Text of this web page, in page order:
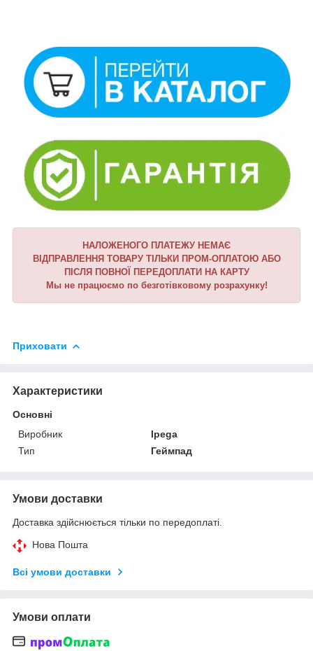
НАЛОЖЕНОГО ПЛАТЕЖУ НЕМАЄ
ВІДПРАВЛЕННЯ ТОВАРУ ТІЛЬКИ ПРОМ-ОПЛАТОЮ АБО
ПІСЛЯ ПОВНОЇ ПЕРЕДОПЛАТИ НА КАРТУ
Мы не працюємо по безготівковому розрахунку!
Приховати
Характеристики
Основні
Виробник
Ipega
Тип
Геймпад
Умови доставки
Доставка здійснюється тільки по передоплаті.
Нова Пошта
Всі умови доставки
Умови оплати